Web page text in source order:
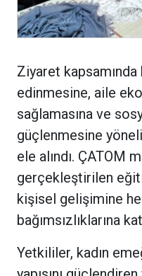
Ziyaret kapsamında
edinmesine, aile
sağlamasına ve
güçlenmesine
ele alındı. ÇATOM
gerçekleştirilen
kişisel gelişimine
bağımsızlıklarına
Yetkililer, kadın